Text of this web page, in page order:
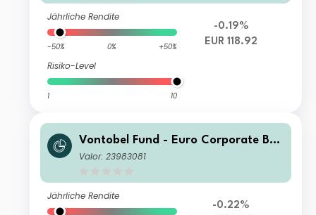
Jährliche Rendite
-50% 0% +50%
Risiko-Level
1 10
-0.19%
EUR 118.92
Vontobel Fund - Euro Corporate Bon
d HI (hedged) CHF Cap
Valor: 23983081
Jährliche Rendite
-0.22%